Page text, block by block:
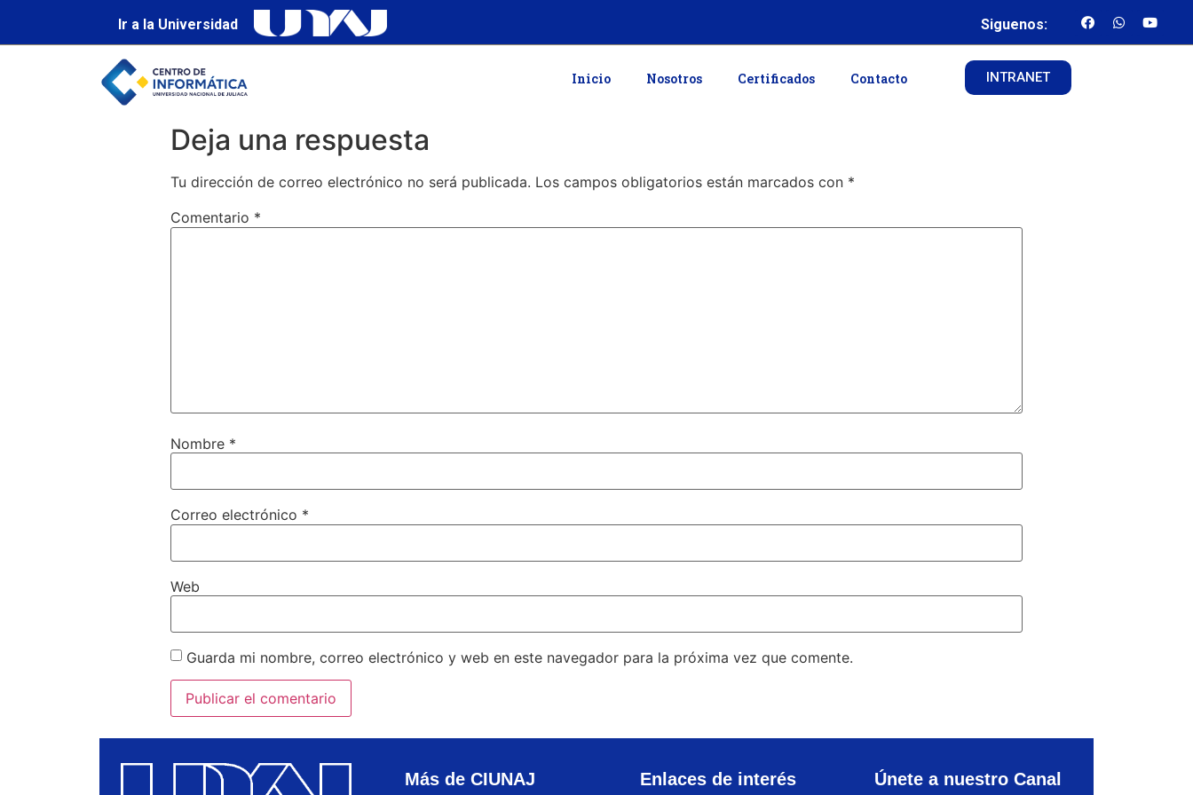
Ir a la Universidad Siguenos:
Inicio Nosotros Certificados Contacto INTRANET
Deja una respuesta
Tu dirección de correo electrónico no será publicada. Los campos obligatorios están marcados con *
Comentario *
Nombre *
Correo electrónico *
Web
Guarda mi nombre, correo electrónico y web en este navegador para la próxima vez que comente.
Más de CIUNAJ Enlaces de interés Únete a nuestro Canal